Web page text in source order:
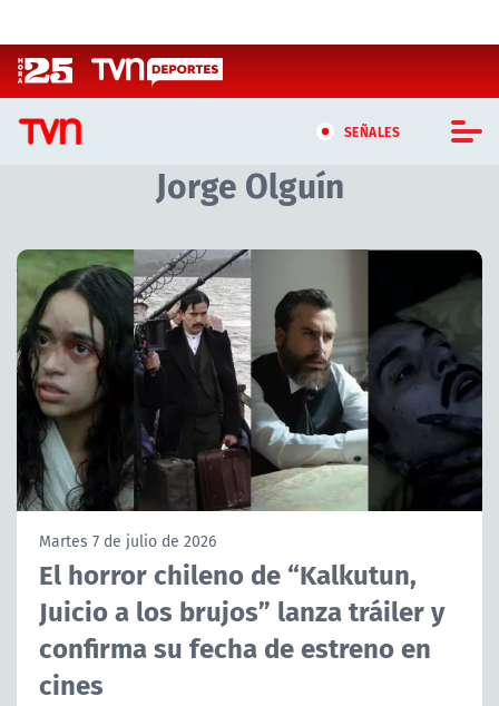
SEÑALES
CASTING MASTERCHEF CHILE
CASTING TVN VERTICAL
TVN VERTICAL
TVN PLAY
PROGRAMAS
TELESERIES
ACTUALIDAD Y TENDENCIAS
CORPORATIVO Y TRANSPARENCIA
Jorge Olguín
Artículos relacionados con Jorge Olguín
Martes 7 de julio de 2026
El horror chileno de “Kalkutun,
Juicio a los brujos” lanza tráiler y
confirma su fecha de estreno en
cines